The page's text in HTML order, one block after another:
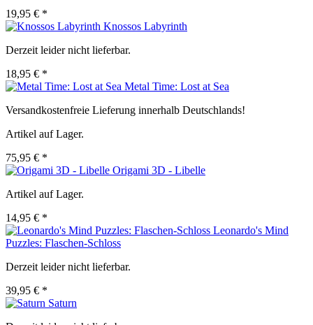
19,95 € *
Knossos Labyrinth
Derzeit leider nicht lieferbar.
18,95 € *
Metal Time: Lost at Sea
Versandkostenfreie Lieferung innerhalb Deutschlands!
Artikel auf Lager.
75,95 € *
Origami 3D - Libelle
Artikel auf Lager.
14,95 € *
Leonardo's Mind
Puzzles: Flaschen-Schloss
Derzeit leider nicht lieferbar.
39,95 € *
Saturn